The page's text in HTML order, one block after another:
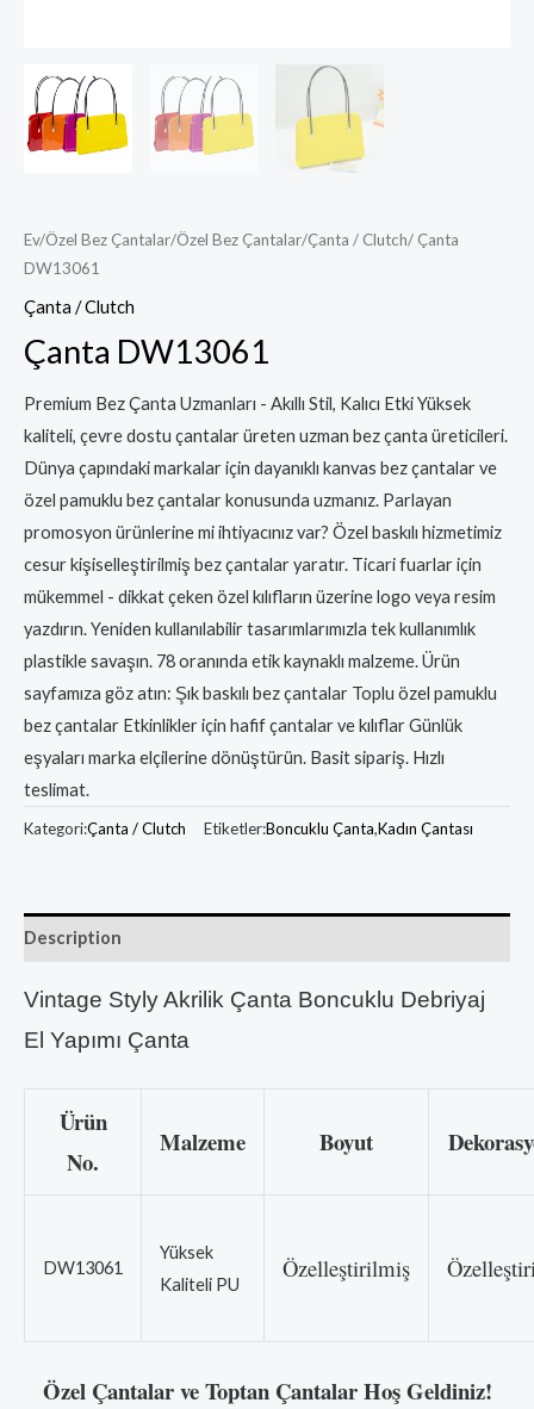
Ev/Özel Bez Çantalar/Özel Bez Çantalar/Çanta / Clutch/ Çanta
DW13061
Çanta / Clutch
Çanta DW13061
Premium Bez Çanta Uzmanları - Akıllı Stil, Kalıcı Etki Yüksek
kaliteli, çevre dostu çantalar üreten uzman bez çanta üreticileri.
Dünya çapındaki markalar için dayanıklı kanvas bez çantalar ve
özel pamuklu bez çantalar konusunda uzmanız. Parlayan
promosyon ürünlerine mi ihtiyacınız var? Özel baskılı hizmetimiz
cesur kişiselleştirilmiş bez çantalar yaratır. Ticari fuarlar için
mükemmel - dikkat çeken özel kılıfların üzerine logo veya resim
yazdırın. Yeniden kullanılabilir tasarımlarımızla tek kullanımlık
plastikle savaşın. 78 oranında etik kaynaklı malzeme. Ürün
sayfamıza göz atın: Şık baskılı bez çantalar Toplu özel pamuklu
bez çantalar Etkinlikler için hafif çantalar ve kılıflar Günlük
eşyaları marka elçilerine dönüştürün. Basit sipariş. Hızlı
teslimat.
Kategori:Çanta / Clutch Etiketler:Boncuklu Çanta,Kadın Çantası
Description
Vintage Styly Akrilik Çanta Boncuklu Debriyaj
El Yapımı Çanta
Ürün
No.
Malzeme Boyut
DW13061
Yüksek
Kaliteli PU
Özelleştirilmiş
Özel Çantalar ve Toptan Çantalar Hoş Geldiniz!